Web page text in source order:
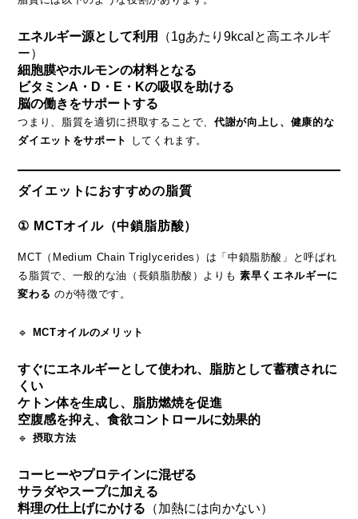
エネルギー源として利用
（1gあたり9kcalと高エネルギ
ー）
細胞膜やホルモンの材料となる
ビタミンA・D・E・Kの吸収を助ける
脳の働きをサポートする
つまり、脂質を適切に摂取することで、代謝が向上し、健康的な
ダイエットをサポート
してくれます。
ダイエットにおすすめの脂質
① MCTオイル（中鎖脂肪酸）
MCT（Medium Chain Triglycerides）は「中鎖脂肪酸」と呼ばれ
る脂質で、一般的な油（長鎖脂肪酸）よりも素早くエネルギーに
変わる のが特徴です。
🔹 MCTオイルのメリット
すぐにエネルギーとして使われ、脂肪として蓄積されに
くい
ケトン体を生成し、脂肪燃焼を促進
空腹感を抑え、食欲コントロールに効果的
🔹 摂取方法
コーヒーやプロテインに混ぜる
サラダやスープに加える
料理の仕上げにかける （加熱には向かない）